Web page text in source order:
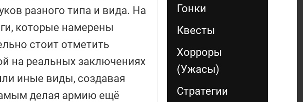
разного типа и вида. На
которые намерены
стоит отметить
на реальных заключениях
иные виды, создавая
делая армию ещё
Гонки
Квесты
Хорроры
(Ужасы)
Стратегии